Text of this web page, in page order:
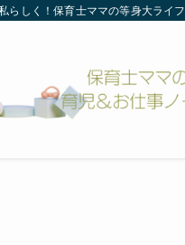
らしく！保育士ママの等身大ライフ